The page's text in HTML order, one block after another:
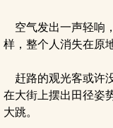
空气发出一声轻响
样，整个人消失在原
赶路的观光客或许
在大街上摆出田径姿
大跳。